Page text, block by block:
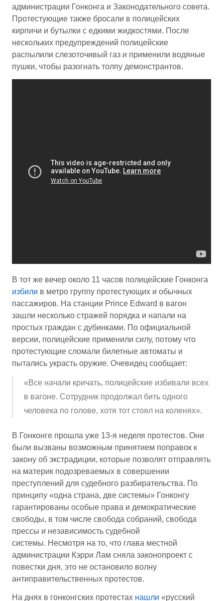
администрации Гонконга и Законодательного совета.
Протестующие также бросали в полицейских
кирпичи и бутылки с едкими жидкостями. После
нескольких предупреждений полицейские
распылили слезоточивый газ и применили водяные
пушки, чтобы разогнать толпу демонстрантов.
В тот же вечер около 11 часов полицейские Гонконга
избили в метро группу протестующих и обычных
пассажиров. На станции Prince Edward в вагон
зашли несколько стражей порядка и напали на
простых граждан с дубинками. По официальной
версии, полицейские применили силу, потому что
протестующие сломали билетные автоматы и
пытались украсть оружие. Очевидец сообщает:
«Все начали кричать, полицейские избивали всех
в вагоне. Сотрудник продолжал бить одного
человека по голове, хотя тот стоял на коленях».
В Гонконге прошла уже 13-я неделя протестов. Они
были вызваны возможным принятием поправок к
закону об экстрадиции, которые позволят отправлять
на материк подозреваемых в совершении
преступлений для судебного разбирательства. По
принципу «одна страна, две системы» Гонконгу
гарантированы особые права и демократические
свободы, в том числе свобода собраний, свобода
прессы и независимость судебной
системы. Несмотря на то, что глава местной
администрации Кэрри Лам сняла законопроект с
повестки дня, это не остановило волну
антиправительственных протестов.
На днях в гонконгских протестах нашли «русский